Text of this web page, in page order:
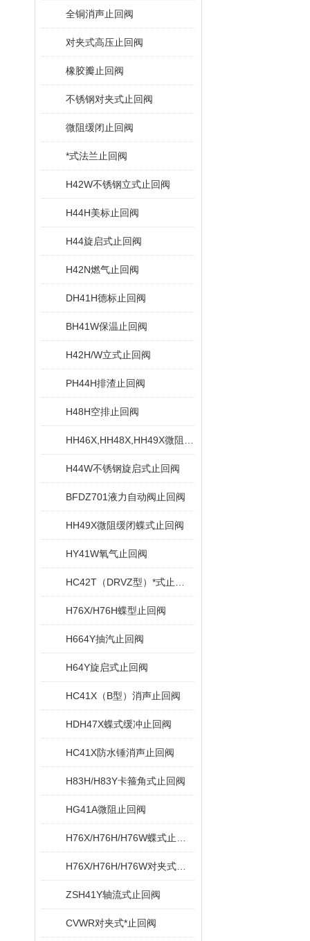
全铜消声止回阀
对夹式高压止回阀
橡胶瓣止回阀
不锈钢对夹式止回阀
微阻缓闭止回阀
*式法兰止回阀
H42W不锈钢立式止回阀
H44H美标止回阀
H44旋启式止回阀
H42N燃气止回阀
DH41H德标止回阀
BH41W保温止回阀
H42H/W立式止回阀
PH44H排渣止回阀
H48H空排止回阀
H44W不锈钢旋启式止回阀
BFDZ701液力自动阀止回阀
HH49X微阻缓闭蝶式止回阀
HY41W氧气止回阀
H76X/H76H蝶型止回阀
H664Y抽汽止回阀
H64Y旋启式止回阀
HC41X（B型）消声止回阀
HDH47X蝶式缓冲止回阀
HC41X防水锤消声止回阀
H83H/H83Y卡箍角式止回阀
HG41A微阻止回阀
ZSH41Y轴流式止回阀
CVWR对夹式*止回阀